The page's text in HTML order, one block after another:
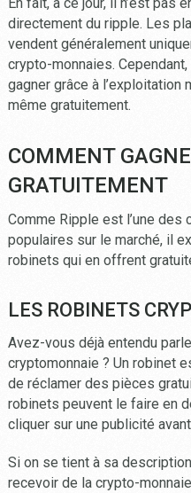
directement du ripple. Les
vendent généralement
crypto-monnaies.
gagner grâce à l’exploitation
même gratuitement.
COMMENT
GRATUITEMENT
Comme Ripple est l’une
populaires sur le marché, il
robinets qui en offrent
LES ROBINETS
Avez-vous déjà entendu
cryptomonnaie ? Un robinet
de réclamer des pièces
robinets peuvent le faire en
cliquer sur une publicité
Si on se tient à sa
recevoir de la crypto-